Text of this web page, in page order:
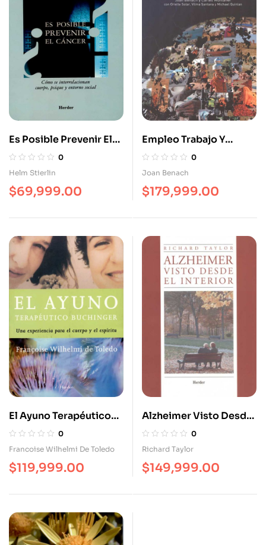
Es Posible Prevenir El
Cáncer? Como Se
Interrelacionan Cuerpo
Psique Y Entorno Social
0
Helm Stierlin
$69,999.00
Empleo Trabajo Y
Desigualdades En
Salud: Una Visión
Global
0
Joan Benach
$179,999.00
El Ayuno Terapéutico
Buchinger. Una
Experiencia Para El
Espíritu
0
Francoise Wilhelmi De Toledo
$119,999.00
Alzheimer Visto Desde
El Interior 0
Richard Taylor
$149,999.00